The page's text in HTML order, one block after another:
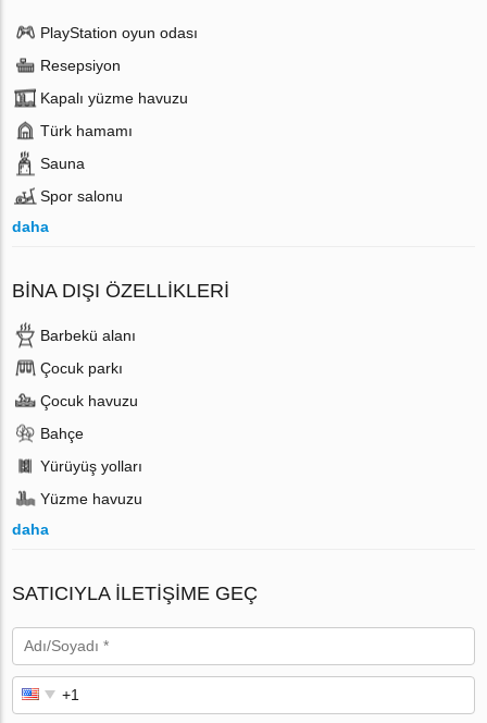
PlayStation oyun odası
Resepsiyon
Kapalı yüzme havuzu
Türk hamamı
Sauna
Spor salonu
daha
BINA DIŞI ÖZELLIKLERI
Barbekü alanı
Çocuk parkı
Çocuk havuzu
Bahçe
Yürüyüş yolları
Yüzme havuzu
daha
SATICIYLA ILETIŞIME GEÇ